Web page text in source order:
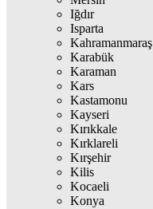
Iğdır
Isparta
Kahramanmaraş
Karabük
Karaman
Kars
Kastamonu
Kayseri
Kırıkkale
Kırklareli
Kırşehir
Kilis
Kocaeli
Konya